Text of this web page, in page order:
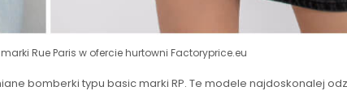
Rue Paris w ofercie hurtowni Factoryprice.eu
bomberki typu basic marki RP. Te modele najdoskonalej